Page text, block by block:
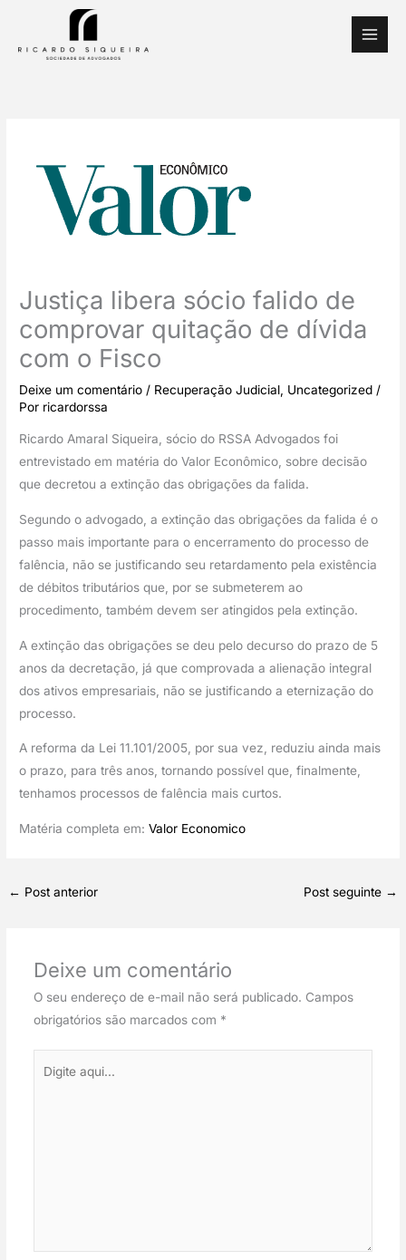
Justiça libera sócio falido de
comprovar quitação de dívida
com o Fisco
Deixe um comentário / Recuperação Judicial Uncategorized /
Por ricardorssa
Ricardo Amaral Siqueira, sócio do RSSA Advogados foi
entrevistado em matéria do Valor Econômico, sobre decisão
que decretou a extinção das obrigações da falida.
Segundo o advogado, a extinção das obrigações da falida é o
passo mais importante para o encerramento do processo de
falência, não se justificando seu retardamento pela existência
de débitos tributários que, por se submeterem ao
procedimento, também devem ser atingidos pela extinção.
A extinção das obrigações se deu pelo decurso do prazo de 5
anos da decretação, já que comprovada a alienação integral
dos ativos empresariais, não se justificando a eternização do
processo.
A reforma da Lei 11.101/2005, por sua vez, reduziu ainda mais
o prazo, para três anos, tornando possível que, finalmente,
tenhamos processos de falência mais curtos.
Matéria completa em: Valor Economico
← Post anterior Post seguinte →
Deixe um comentário
O seu endereço de e-mail não será publicado. Campos
obrigatórios são marcados com *
aqui...